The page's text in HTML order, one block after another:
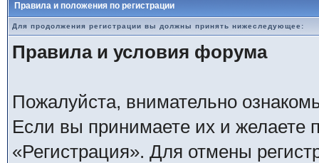
Правила и положения по регистрации
Для продолжения регистрации вы должны принять нижеследующее:
Правила и условия форума
Пожалуйста, внимательно
Если вы принимаете их и желаете
«Регистрация». Для отмены